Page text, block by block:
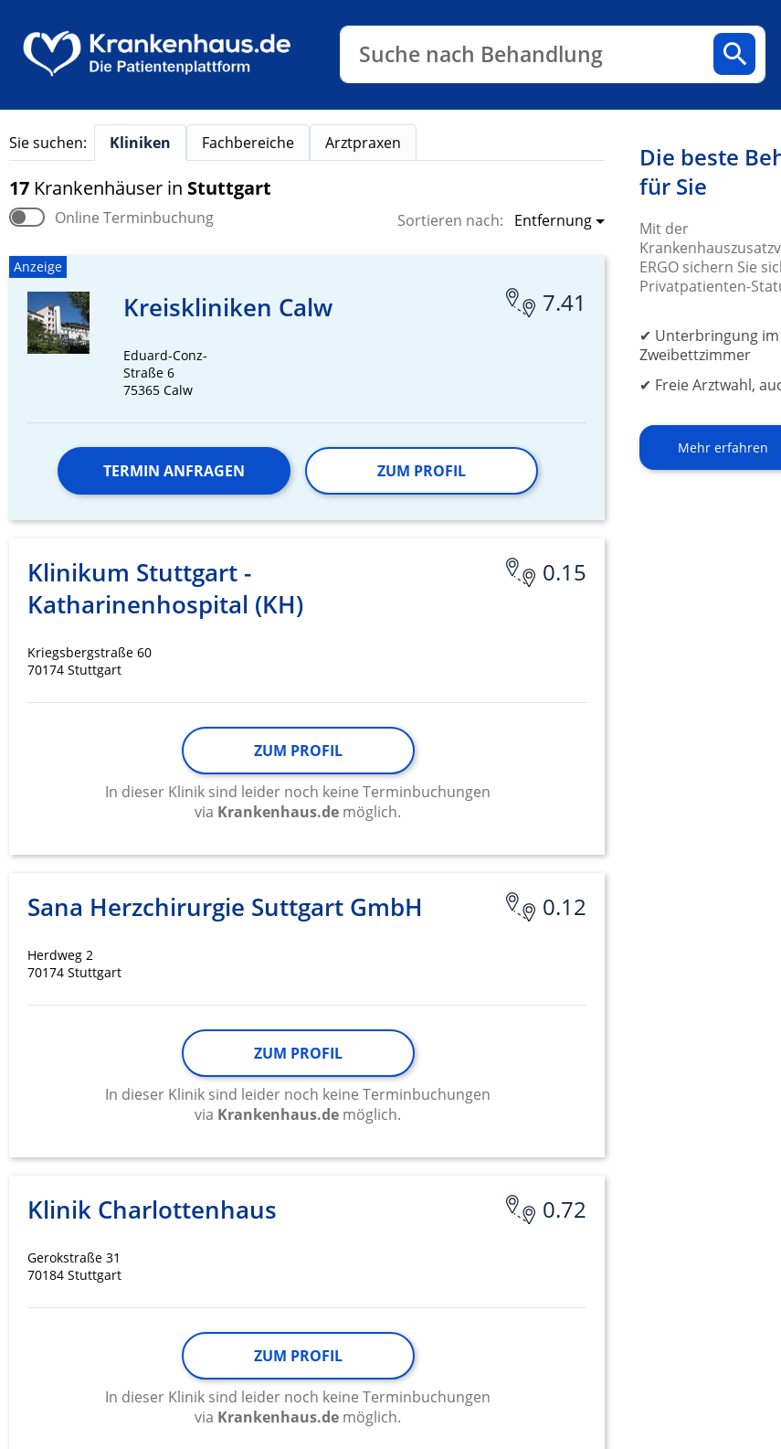
Suche nach Behandlung
Sie suchen: Kliniken Fachbereiche Arztpraxen
17 Krankenhäuser in Stuttgart
Online Terminbuchung Sortieren nach: Entfernung
Anzeige
7.41
Kreiskliniken Calw
Eduard-Conz-
Straße 6
75365 Calw
TERMIN ANFRAGEN ZUM PROFIL
0.15
Klinikum Stuttgart -
Katharinenhospital (KH)
Kriegsbergstraße 60
70174 Stuttgart
ZUM PROFIL
In dieser Klinik sind leider noch keine Terminbuchungen
via Krankenhaus.de möglich.
0.12
Sana Herzchirurgie Suttgart GmbH
Herdweg 2
70174 Stuttgart
ZUM PROFIL
In dieser Klinik sind leider noch keine Terminbuchungen
via Krankenhaus.de möglich.
0.72
Klinik Charlottenhaus
Gerokstraße 31
70184 Stuttgart
ZUM PROFIL
In dieser Klinik sind leider noch keine Terminbuchungen
via Krankenhaus.de möglich.
Die beste
für Sie
Mit der
ERGO sichern Sie
Privatpatienten-
✔ Unterbringung im
Zweibettzimmer
✔ Freie Arztwahl,
Mehr erfahren